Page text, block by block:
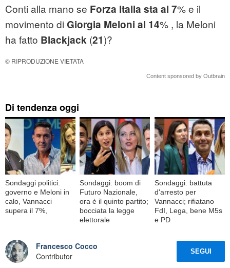
Conti alla mano se Forza Italia sta al 7% e il
movimento di Giorgia Meloni al 14% , la Meloni
ha fatto Blackjack (21)?
© RIPRODUZIONE VIETATA
Content sponsored by Outbrain
Di tendenza oggi
Sondaggi politici:
governo e Meloni in
calo, Vannacci
supera il 7%,
Sondaggi: boom di
Futuro Nazionale,
ora è il quinto partito;
bocciata la legge
elettorale
Sondaggi: battuta
d'arresto per
Vannacci; rifiatano
FdI, Lega, bene M5s
e PD
Francesco Cocco
Contributor
SEGUI